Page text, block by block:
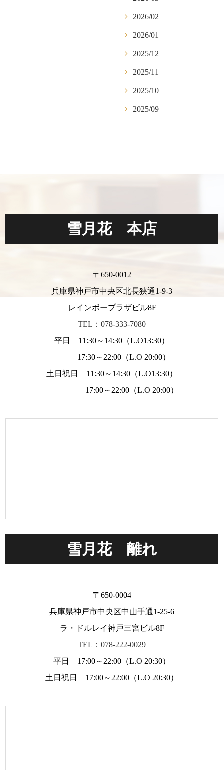
2026/02
2026/01
2025/12
2025/11
2025/10
2025/09
雪月花 本店
〒650-0012
兵庫県神戸市中央区北長狭通1-9-3
レインボープラザビル8F
TEL：078-333-7080
平日 11:30～14:30（L.O13:30）
17:30～22:00（L.O 20:00）
土日祝日 11:30～14:30（L.O13:30）
17:00～22:00（L.O 20:00）
雪月花 離れ
〒650-0004
兵庫県神戸市中央区中山手通1-25-6
ラ・ドルレイ神戸三宮ビル8F
TEL：078-222-0029
平日 17:00～22:00（L.O 20:30）
土日祝日 17:00～22:00（L.O 20:30）